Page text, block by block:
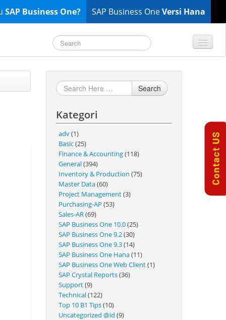
SAP Business OneVersi Hana
SAP Business One?
General
Finance & Accounting
Inventory & Production
Project Management
Purchasing A/P
Sales A/R
SAP Business One 9.2
SAP Business One 9.3
SAP Business One 10.0
Technical
Search
Kategori
adv(1)
Basic(25)
Finance & Accounting(118)
General(394)
Inventory & Production (75)
Master Data(60)
Project Management(3)
Purchasing-AP (53)
Sales-AR(69)
SAP Business One 10.0(25)
SAP Business One 9.2(30)
SAP Business One 9.3(14)
SAP Business One Hana(11)
SAP Business One Web Client(1)
SAP Crystal Reports(36)
Support(9)
Technical(122)
Top 10 B1 Tips(10)
Uncategorized @id (9)